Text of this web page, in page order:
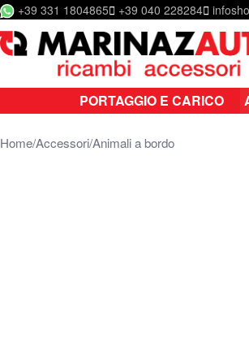
Salta al contenuto
+39 331 1804865 +39 040 228284
PORTAGGIO E CARICO
HomeAccessoriAnimali a bordo